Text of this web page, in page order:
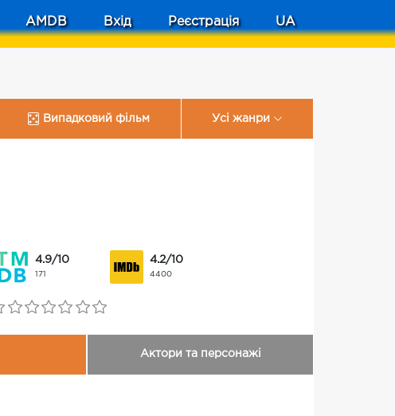
AMDB Вхід Реєстрація UA
Випадковий фільм Усі жанри
4.9/10
171
4.2/10
4400
Актори та персонажі